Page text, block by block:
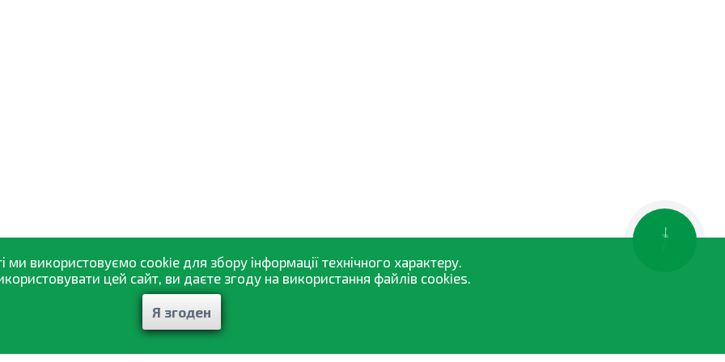
ми використовуємо cookie для збору інформації технічного характеру.
цей сайт, ви даєте згоду на використання файлів cookies.
Я згоден
КНОПКА